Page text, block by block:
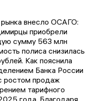
рынка внесло ОСАГО:
приобрели
сумму 563 млн
полиса снизилась
Как пояснила
Банка России
ростом продаж
тарифного
года. Благодаря